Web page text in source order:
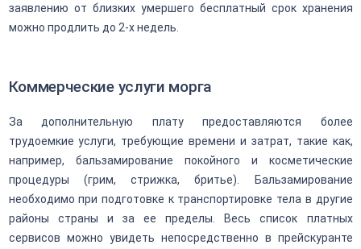
заявлению от близких умершего бесплатный срок хранения
можно продлить до 2-х недель.
Коммерческие услуги морга
За дополнительную плату предоставляются более
трудоемкие услуги, требующие времени и затрат, такие как,
например, бальзамирование покойного и косметические
процедуры (грим, стрижка, бритье). Бальзамирование
необходимо при подготовке к транспортировке тела в другие
районы страны и за ее пределы. Весь список платных
сервисов можно увидеть непосредственно в прейскуранте